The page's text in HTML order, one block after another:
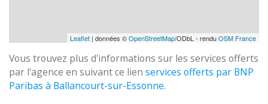
Leaflet | données ©OpenStreetMap/ODbL - renduOSM France
Vous trouvez plus d'informations sur les services offerts
par l'agence en suivant ce lien services offerts par BNP
Paribas à Ballancourt-sur-Essonne.